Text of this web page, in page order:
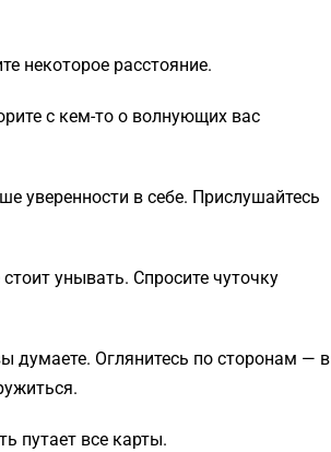
некоторое расстояние.
с кем-то о волнующих вас
уверенности в себе. Прислушайтесь
унывать. Спросите чуточку
думаете. Оглянитесь по сторонам — в
путает все карты.